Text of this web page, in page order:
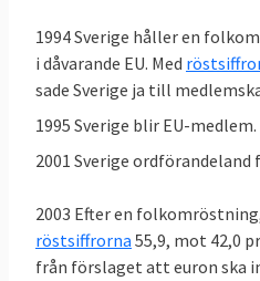
1994 Sverige håller en
i dåvarande EU. Med
sade Sverige ja till
1995 Sverige blir EU-medlem.
2001 Sverige
2003 Efter en
röstsiffrorna 55,9, mot 42,0
från förslaget att euron ska